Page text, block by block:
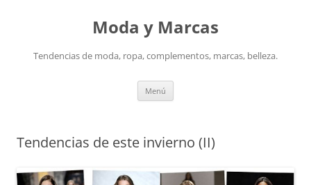
Moda y Marcas
Tendencias de moda, ropa, complementos, marcas, belleza.
Menú
Tendencias de este invierno (II)